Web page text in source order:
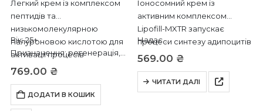
Легкий крем із комплексом
пептидів та
низькомолекулярною
гіалуроновою кислотою для
активації процесів
регенерації шкіри та
Вік: 25+
Призначення: регенерація,
зволоження.
Час застосування:
універсальний
769.00 ₴
ДОДАТИ В КОШИК
Іоносомний крем із
активним комплексом
Lipofill-MXTR запускає
процеси синтезу адипоцитів
(клітин ліпідного шару шкіри)
тонку та суху шкіру.
Надає…
569.00 ₴
ЧИТАТИ ДАЛІ